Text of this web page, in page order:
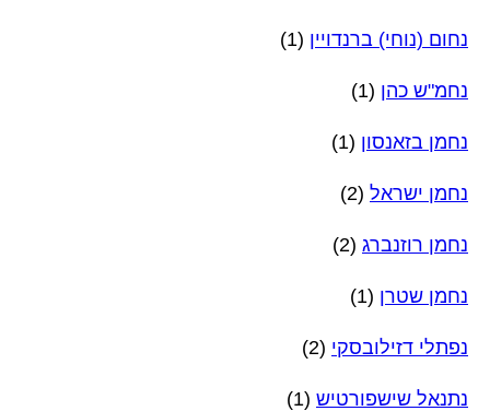
נחום (נוחי) ברנדויין (1)
נחמ"ש כהן (1)
נחמן בזאנסון (1)
נחמן ישראל (2)
נחמן רוזנברג (2)
נחמן שטרן (1)
נפתלי דזילובסקי (2)
נתנאל שישפורטיש (1)